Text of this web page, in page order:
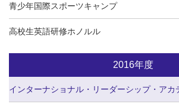
青少年国際スポーツキャンプ
高校生英語研修ホノルル
2016年度
インターナショナル・リーダーシップ・アカ